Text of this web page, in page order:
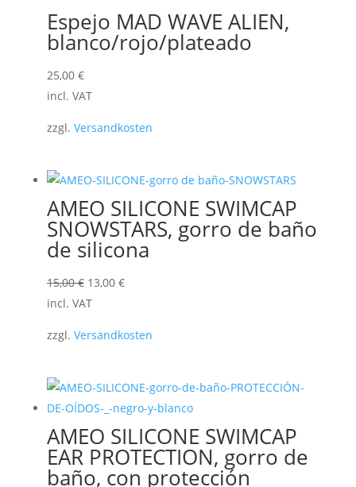
Espejo MAD WAVE ALIEN,
blanco/rojo/plateado
25,00 €
incl. VAT
zzgl. Versandkosten
AMEO SILICONE SWIMCAP
SNOWSTARS, gorro de baño
de silicona
15,00€ El
precio
era:
13,00 €El
es:
incl. VAT
zzgl. Versandkosten
AMEO SILICONE SWIMCAP
EAR PROTECTION, gorro de
baño, con protección